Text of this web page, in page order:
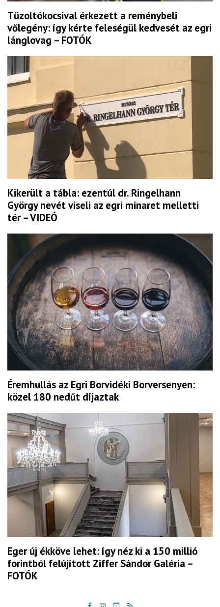
Tűzoltókocsival érkezett a reménybeli
vőlegény: így kérte feleségül kedvesét az egri
lánglovag – FOTÓK
Kikerült a tábla: ezentúl dr. Ringelhann
György nevét viseli az egri minaret melletti
tér – VIDEÓ
Éremhullás az Egri Borvidéki Borversenyen:
közel 180 nedűt díjaztak
Eger új ékköve lehet: így néz ki a 150 millió
forintból felújított Ziffer Sándor Galéria –
FOTÓK